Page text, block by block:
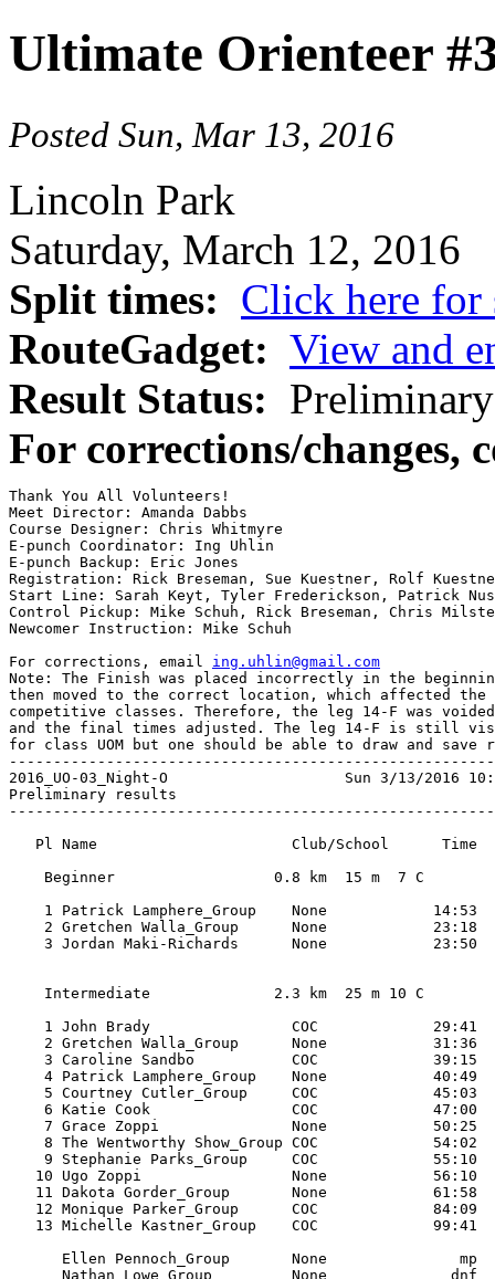
Ultimate Orienteer
Posted Sun, Mar 13, 2016
Lincoln Park
Saturday, March 12, 2016
Split times: Click here for
RouteGadget: View and
Result Status: Preliminary
For corrections/changes,
Thank You All Volunteers!
Meet Director: Amanda Dabbs
Course Designer: Chris Whitmyre
E-punch Coordinator: Ing Uhlin
E-punch Backup: Eric Jones
Registration: Rick Breseman, Sue Kuestner, Rolf
Start Line: Sarah Keyt, Tyler Frederickson, Patrick
Control Pickup: Mike Schuh, Rick Breseman, Chris
Newcomer Instruction: Mike Schuh
For corrections, email ing.uhlin@gmail.com
Note: The Finish was placed incorrectly in the
then moved to the correct location, which affected the
competitive classes. Therefore, the leg 14-F was
and the final times adjusted. The leg 14-F is still
for class UOM but one should be able to draw and save
2016_UO-03_Night-O                    Sun 3/13/2016
Preliminary results
Pl Name                      Club/School      Time
Beginner                  0.8 km  15 m  7 C
1 Patrick Lamphere_Group    None            14:53
2 Gretchen Walla_Group      None            23:18
3 Jordan Maki-Richards      None            23:50
Intermediate              2.3 km  25 m 10 C
1 John Brady                COC             29:41
2 Gretchen Walla_Group      None            31:36
3 Caroline Sandbo           COC             39:15
4 Patrick Lamphere_Group    None            40:49
5 Courtney Cutler_Group     COC             45:03
6 Katie Cook                COC             47:00
7 Grace Zoppi               None            50:25
8 The Wentworthy Show_Group COC             54:02
9 Stephanie Parks_Group     COC             55:10
10 Ugo Zoppi                 None            56:10
11 Dakota Gorder_Group       None            61:58
12 Monique Parker_Group      COC             84:09
13 Michelle Kastner_Group    COC             99:41
Ellen Pennoch_Group       None               mp
Nathan Lowe_Group         None              dnf